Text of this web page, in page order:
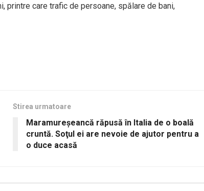
printre care trafic de persoane, spălare de bani,
Stirea urmatoare
Maramureşeancă răpusă în Italia de o boală
cruntă. Soţul ei are nevoie de ajutor pentru a
o duce acasă